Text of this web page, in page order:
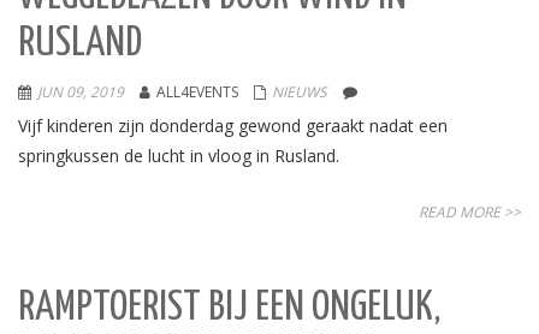
RUSLAND
JUN 09, 2019 ALL4EVENTS NIEUWS
Vijf kinderen zijn donderdag gewond geraakt nadat een
springkussen de lucht in vloog in Rusland.
READ MORE >>
RAMPTOERIST BIJ EEN ONGELUK,